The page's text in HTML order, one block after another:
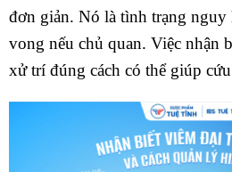
đơn giản. Nó là tình trạng nguy
vong nếu chủ quan. Việc nhận
xử trí đúng cách có thể giúp